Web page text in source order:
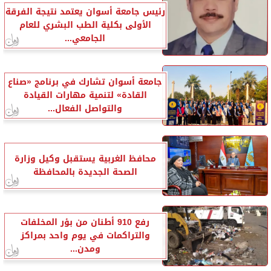
رئيس جامعة أسوان يعتمد نتيجة الفرقة
الأولى بكلية الطب البشري للعام
الجامعي...
جامعة أسوان تشارك في برنامج «صناع
القادة» لتنمية مهارات القيادة
والتواصل الفعال...
محافظ الغربية يستقبل وكيل وزارة
الصحة الجديدة بالمحافظة
رفع 910 أطنان من بؤر المخلفات
والتراكمات في يوم واحد بمراكز
ومدن...